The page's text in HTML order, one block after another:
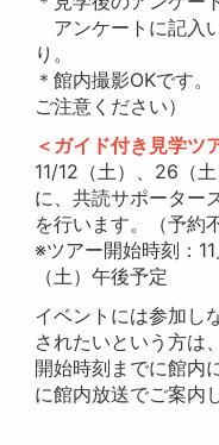
アンケートに記入
り。
＊館内撮影OKです
ご注意ください）
＜ガイド付き見学ツ
11/12（土）、26（
に、共読サポーター
を行います。（予約
※ツアー開始時刻：
（土）午後予定
イベントには参加し
されたいという方は、
開始時刻までに館内
に館内放送でご案内